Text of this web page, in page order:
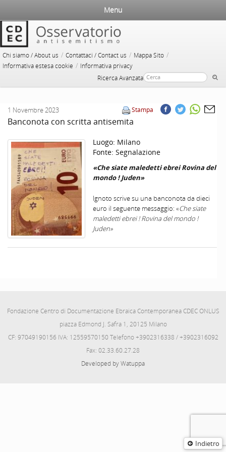
Chi siamo / About us / Contattaci / Contact us / Mappa Sito /
Informativa estesa cookie / Informativa privacy
Ricerca Avanzata
Menu
Indietro
Stampa
1 Novembre 2023
Banconota con scritta antisemita
Luogo: Milano
Fonte: Segnalazione
«Che siate maledetti ebrei Rovina del
mondo ! Juden»
Ignoto scrive su una banconota da dieci
euro il seguente messaggio: «Che siate
maledetti ebrei ! Rovina del mondo !
Juden»
Fondazione Centro di Documentazione Ebraica Contemporanea CDEC ONLUS
piazza Edmond J. Safra 1, 20125 Milano
CF: 97049190156 IVA: 12559570150 Telefono +3902316338 / +3902316092
Fax: 02.33.60.27.28
Developed by Watuppa